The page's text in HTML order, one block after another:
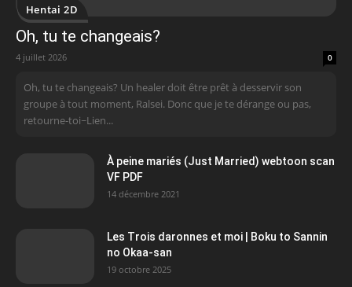
Hentai 2D
Oh, tu te changeais?
4 juillet 2026 0
Oh, tu te changeais? Un healer doit être prêt à desservir son
groupe à tout moment, Ralsei. Donc que je te dérange ou pas,
retourne-toi~Lien...
À peine mariés (Just Married) webtoon scan
VF PDF
14 décembre 2021
Les Trois daronnes et moi | Boku to Sannin
no Okaa-san
19 octobre 2025